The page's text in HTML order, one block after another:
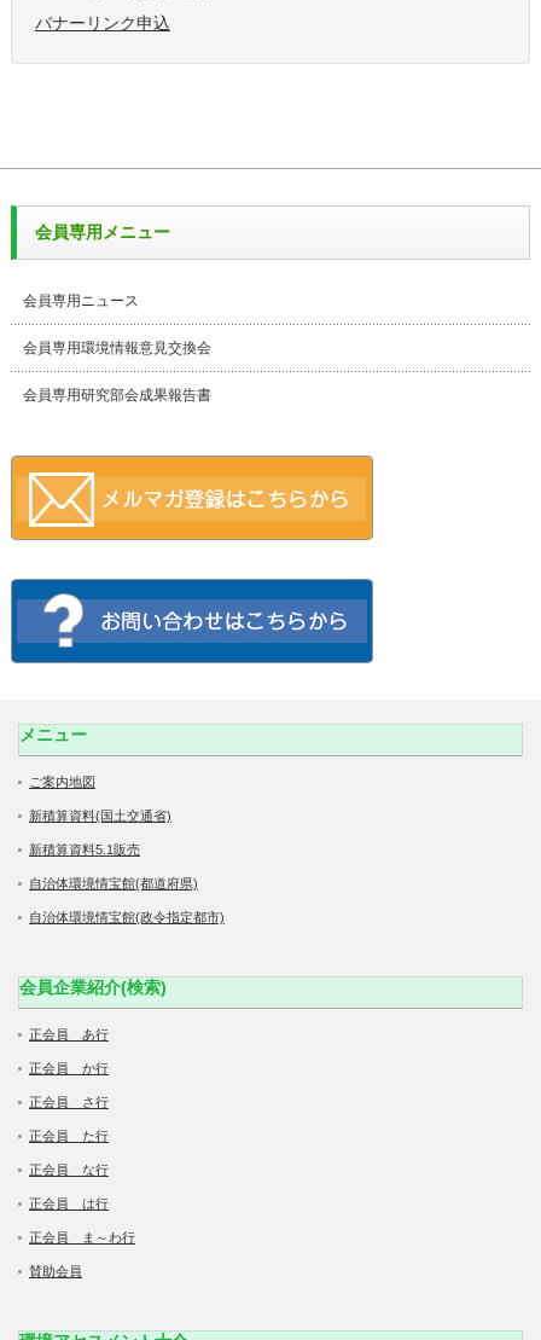
バナーリンク申込
会員専用メニュー
会員専用ニュース
会員専用環境情報意見交換会
会員専用研究部会成果報告書
メニュー
ご案内地図
新積算資料(国土交通省)
新積算資料5.1販売
自治体環境情宝館(都道府県)
自治体環境情宝館(政令指定都市)
会員企業紹介(検索)
正会員 あ行
正会員 か行
正会員 さ行
正会員 た行
正会員 な行
正会員 は行
正会員 ま～わ行
賛助会員